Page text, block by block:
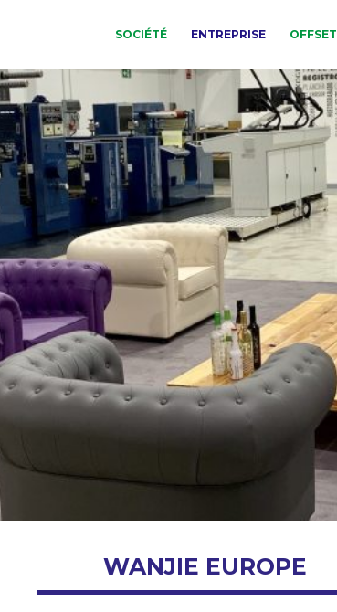
SOCIÉTÉ ENTREPRISE OFFSET
WANJIE EUROPE